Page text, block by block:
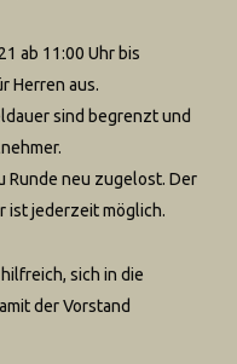
ab 11:00 Uhr bis
Herren aus.
sind begrenzt und
Runde neu zugelost. Der
ist jederzeit möglich.
sich in die
der Vorstand